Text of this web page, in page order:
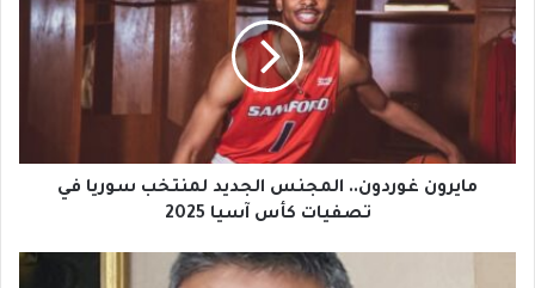
ي
ر
غ
ر
مايرون غوردون.. المجنس الجديد لمنتخب سوريا في
تصفيات كأس آسيا 2025